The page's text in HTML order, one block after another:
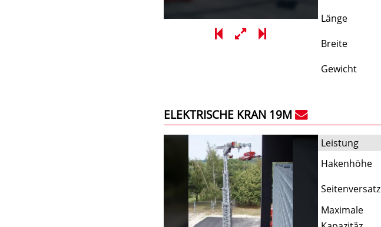
Länge
Breite
Gewicht
ELEKTRISCHE KRAN 19M
Leistung
Hakenhöhe
Seitenversatz
Maximale